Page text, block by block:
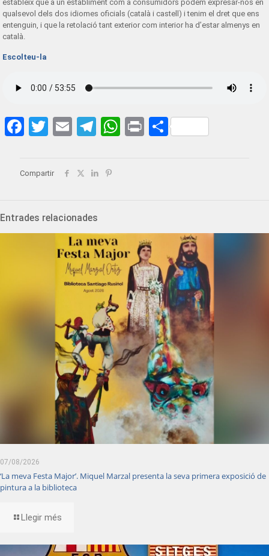
estableix que a un establiment com a consumidors podem expresar-nos en
qualsevol dels dos idiomes oficials (català i castell) i tenim el dret que ens
entenguin, i que la retolació tant exterior com interior ha d’estar almenys en
català.
Escolteu-la
Facebook
Twitter
EmailTelegram
WhatsApp
PrintShare
Compartir
Entrades relacionades
07/08/2026
‘La meva Festa Major’. Miquel Marzal presenta la seva primera exposició de
pintura a la biblioteca
Llegir més